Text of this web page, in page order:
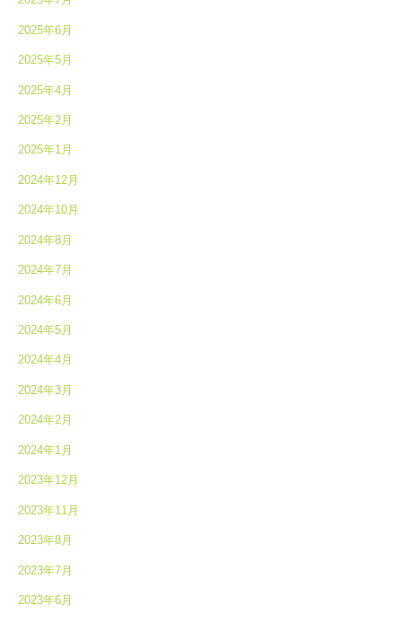
2025年6月
2025年5月
2025年4月
2025年2月
2025年1月
2024年12月
2024年10月
2024年8月
2024年7月
2024年6月
2024年5月
2024年4月
2024年3月
2024年2月
2024年1月
2023年12月
2023年11月
2023年8月
2023年7月
2023年6月